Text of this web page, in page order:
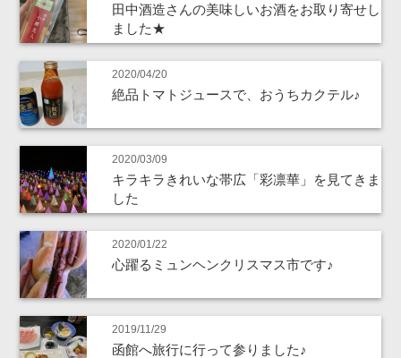
田中酒造さんの美味しいお酒をお取り寄せし
ました★
2020/04/20
絶品トマトジュースで、おうちカクテル♪
2020/03/09
キラキラきれいな帯広「彩凛華」を見てきま
した
2020/01/22
心躍るミュンヘンクリスマス市です♪
2019/11/29
函館へ旅行に行って参りました♪